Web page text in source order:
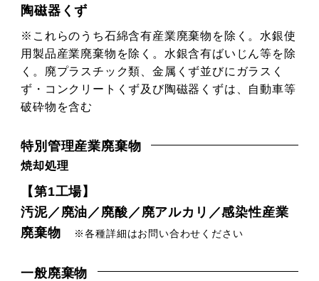
陶磁器くず
※これらのうち石綿含有産業廃棄物を除く。水銀使
用製品産業廃棄物を除く。水銀含有ばいじん等を除
く。廃プラスチック類、金属くず並びにガラスく
ず・コンクリートくず及び陶磁器くずは、自動車等
破砕物を含む
特別管理産業廃棄物
焼却処理
【第1工場】
汚泥／廃油／廃酸／廃アルカリ／感染性産業
廃棄物
※各種詳細はお問い合わせください
一般廃棄物